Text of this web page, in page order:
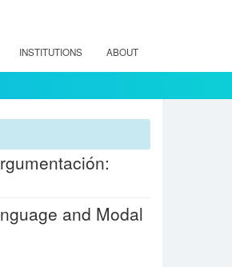
INSTITUTIONS ABOUT
and Modal